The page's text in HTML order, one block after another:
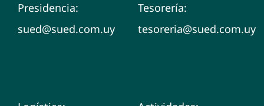
Presidencia:
​sued@sued.com.uy
Tesorería:
tesoreria@sued.com.uy